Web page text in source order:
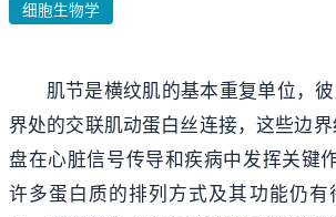
细胞生物学
肌节是横纹肌的基本重复单位，
界处的交联肌动蛋白丝连接，这些边
盘在心脏信号传导和疾病中发挥关键
许多蛋白质的排列方式及其功能仍有